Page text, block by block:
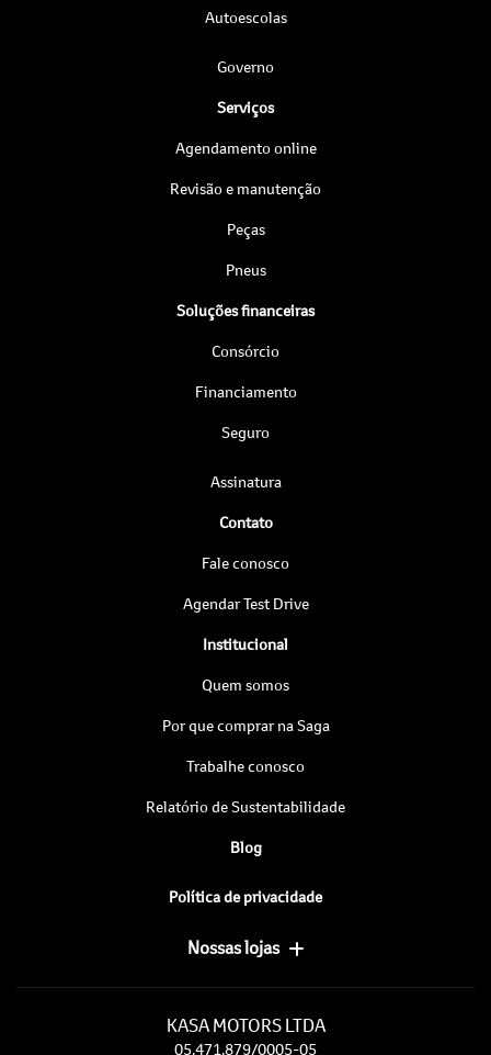
Autoescolas
Governo
Serviços
Agendamento online
Revisão e manutenção
Peças
Pneus
Soluções financeiras
Consórcio
Financiamento
Seguro
Assinatura
Contato
Fale conosco
Agendar Test Drive
Institucional
Quem somos
Por que comprar na Saga
Trabalhe conosco
Relatório de Sustentabilidade
Blog
Política de privacidade
Nossas lojas
KASA MOTORS LTDA
05.471.879/0005-05